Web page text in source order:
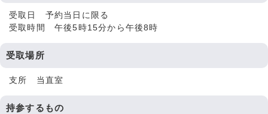
受取日 予約当日に限る
受取時間 午後5時15分から午後8時
受取場所
支所 当直室
持参するもの